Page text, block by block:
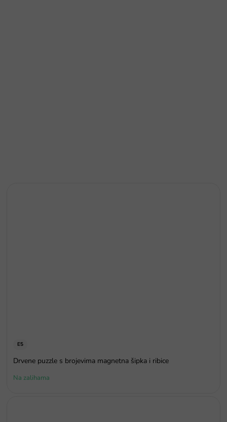
E5
Drvene puzzle s brojevima magnetna šipka i ribice
Na zalihama